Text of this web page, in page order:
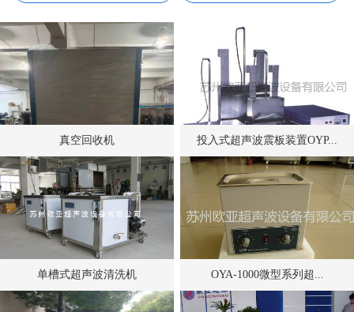
真空回收机 投入式超声波震板装置OYP...
单槽式超声波清洗机 OYA-1000微型系列超...